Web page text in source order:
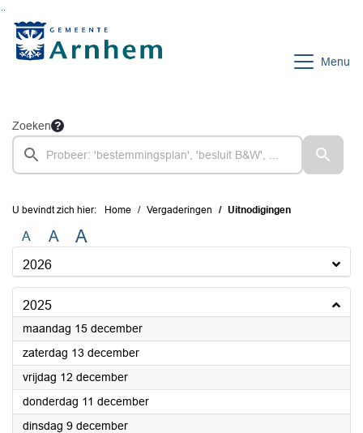
Menu
Zoeken
U bevindt zich hier: Home Vergaderingen Uitnodigingen
A A A
2026
2025
maandag 15 december2025
zaterdag 13 december2025
vrijdag 12 december2025
donderdag 11 december2025
dinsdag 9 december2025